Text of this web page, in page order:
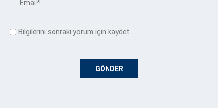
Bilgilerini sonraki yorum için kaydet.